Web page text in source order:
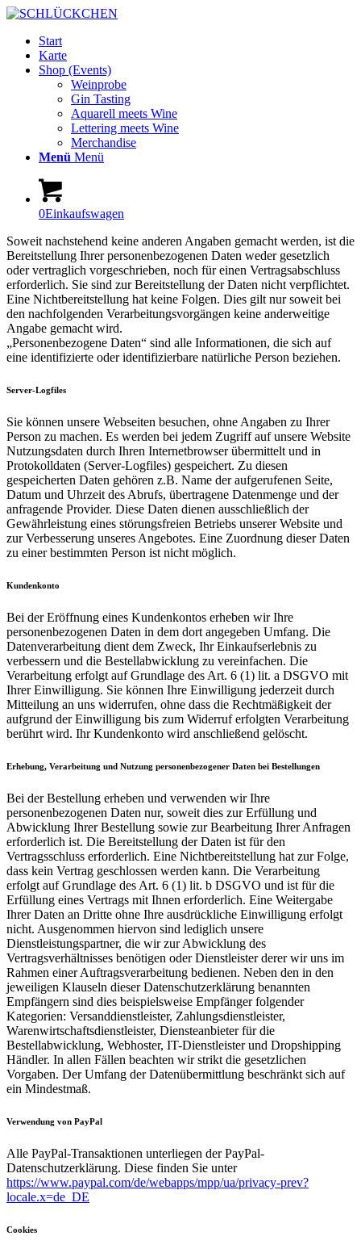
Start
Karte
Shop (Events)
Weinprobe
Gin Tasting
Aquarell meets Wine
Lettering meets Wine
Merchandise
Menü Menü
0Einkaufswagen
Soweit nachstehend keine anderen Angaben gemacht werden, ist die
Bereitstellung Ihrer personenbezogenen Daten weder gesetzlich
oder vertraglich vorgeschrieben, noch für einen Vertragsabschluss
erforderlich. Sie sind zur Bereitstellung der Daten nicht verpflichtet.
Eine Nichtbereitstellung hat keine Folgen. Dies gilt nur soweit bei
den nachfolgenden Verarbeitungsvorgängen keine anderweitige
Angabe gemacht wird.
„Personenbezogene Daten“ sind alle Informationen, die sich auf
eine identifizierte oder identifizierbare natürliche Person beziehen.
Server-Logfiles
Sie können unsere Webseiten besuchen, ohne Angaben zu Ihrer
Person zu machen. Es werden bei jedem Zugriff auf unsere Website
Nutzungsdaten durch Ihren Internetbrowser übermittelt und in
Protokolldaten (Server-Logfiles) gespeichert. Zu diesen
gespeicherten Daten gehören z.B. Name der aufgerufenen Seite,
Datum und Uhrzeit des Abrufs, übertragene Datenmenge und der
anfragende Provider. Diese Daten dienen ausschließlich der
Gewährleistung eines störungsfreien Betriebs unserer Website und
zur Verbesserung unseres Angebotes. Eine Zuordnung dieser Daten
zu einer bestimmten Person ist nicht möglich.
Kundenkonto
Bei der Eröffnung eines Kundenkontos erheben wir Ihre
personenbezogenen Daten in dem dort angegeben Umfang. Die
Datenverarbeitung dient dem Zweck, Ihr Einkaufserlebnis zu
verbessern und die Bestellabwicklung zu vereinfachen. Die
Verarbeitung erfolgt auf Grundlage des Art. 6 (1) lit. a DSGVO mit
Ihrer Einwilligung. Sie können Ihre Einwilligung jederzeit durch
Mitteilung an uns widerrufen, ohne dass die Rechtmäßigkeit der
aufgrund der Einwilligung bis zum Widerruf erfolgten Verarbeitung
berührt wird. Ihr Kundenkonto wird anschließend gelöscht.
Erhebung, Verarbeitung und Nutzung personenbezogener Daten bei Bestellungen
Bei der Bestellung erheben und verwenden wir Ihre
personenbezogenen Daten nur, soweit dies zur Erfüllung und
Abwicklung Ihrer Bestellung sowie zur Bearbeitung Ihrer Anfragen
erforderlich ist. Die Bereitstellung der Daten ist für den
Vertragsschluss erforderlich. Eine Nichtbereitstellung hat zur Folge,
dass kein Vertrag geschlossen werden kann. Die Verarbeitung
erfolgt auf Grundlage des Art. 6 (1) lit. b DSGVO und ist für die
Erfüllung eines Vertrags mit Ihnen erforderlich. Eine Weitergabe
Ihrer Daten an Dritte ohne Ihre ausdrückliche Einwilligung erfolgt
nicht. Ausgenommen hiervon sind lediglich unsere
Dienstleistungspartner, die wir zur Abwicklung des
Vertragsverhältnisses benötigen oder Dienstleister derer wir uns im
Rahmen einer Auftragsverarbeitung bedienen. Neben den in den
jeweiligen Klauseln dieser Datenschutzerklärung benannten
Empfängern sind dies beispielsweise Empfänger folgender
Kategorien: Versanddienstleister, Zahlungsdienstleister,
Warenwirtschaftsdienstleister, Diensteanbieter für die
Bestellabwicklung, Webhoster, IT-Dienstleister und Dropshipping
Händler. In allen Fällen beachten wir strikt die gesetzlichen
Vorgaben. Der Umfang der Datenübermittlung beschränkt sich auf
ein Mindestmaß.
Verwendung von PayPal
Alle PayPal-Transaktionen unterliegen der PayPal-
Datenschutzerklärung. Diese finden Sie unter
https://www.paypal.com/de/webapps/mpp/ua/privacy-prev?
locale.x=de_DE
Cookies